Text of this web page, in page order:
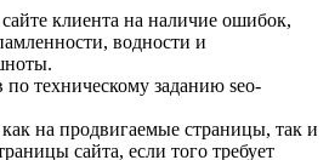
клиента на наличие ошибок,
водности и
по техническому заданию seo-
на продвигаемые страницы, так и
сайта, если того требует